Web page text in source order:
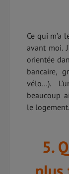
Ce qui m’a
avant moi.
orientée
bancaire,
vélo…).
beaucoup
le logement.
5.